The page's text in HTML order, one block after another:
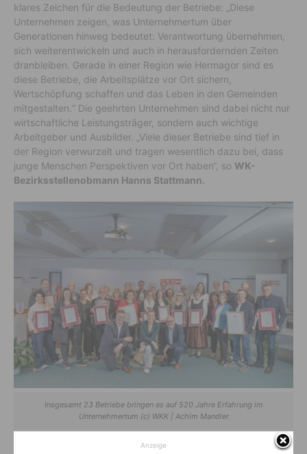
klares Zeichen für die Bedeutung der Betriebe: „Diese
Unternehmen zeigen, was Unternehmertum über
Generationen hinweg bedeutet: Verantwortung übernehmen,
sich weiterentwickeln und auch in herausfordernden Zeiten
dranbleiben. Gerade in einer Region wie Hermagor sind es
diese Betriebe, die Arbeitsplätze vor Ort sichern,
Wertschöpfung schaffen und das Leben in den Gemeinden
mitgestalten.“ Die geehrten Unternehmen sind dabei nicht nur
wirtschaftliche Leistungsträger, sondern auch wichtige
Arbeitgeber und Ausbilder. „Viele dieser Betriebe sind tief in
der Region verwurzelt und tragen wesentlich dazu bei, dass
junge Menschen Perspektiven vor Ort haben“, so WK-
Bezirksstellenobmann Hanns Stattmann.
Insgesamt 23 Betriebe bringen es auf 520 Jahre Erfahrung im
Unternehmertum (c) WKK | Achim Mandler
Anzeige